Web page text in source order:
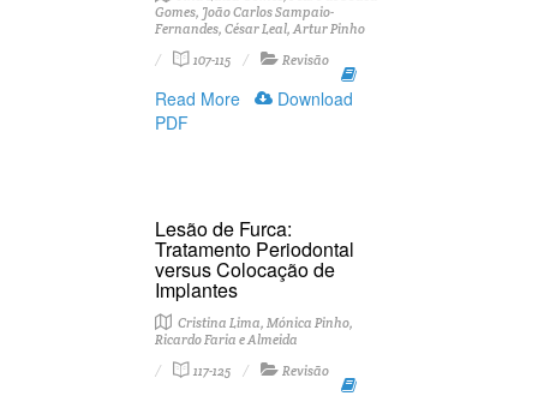
Gomes, João Carlos Sampaio-
Fernandes, César Leal, Artur Pinho
107-115
Revisão
Read More
Download
PDF
Lesão de Furca:
Tratamento Periodontal
versus Colocação de
Implantes
Cristina Lima, Mónica Pinho,
Ricardo Faria e Almeida
117-125
Revisão